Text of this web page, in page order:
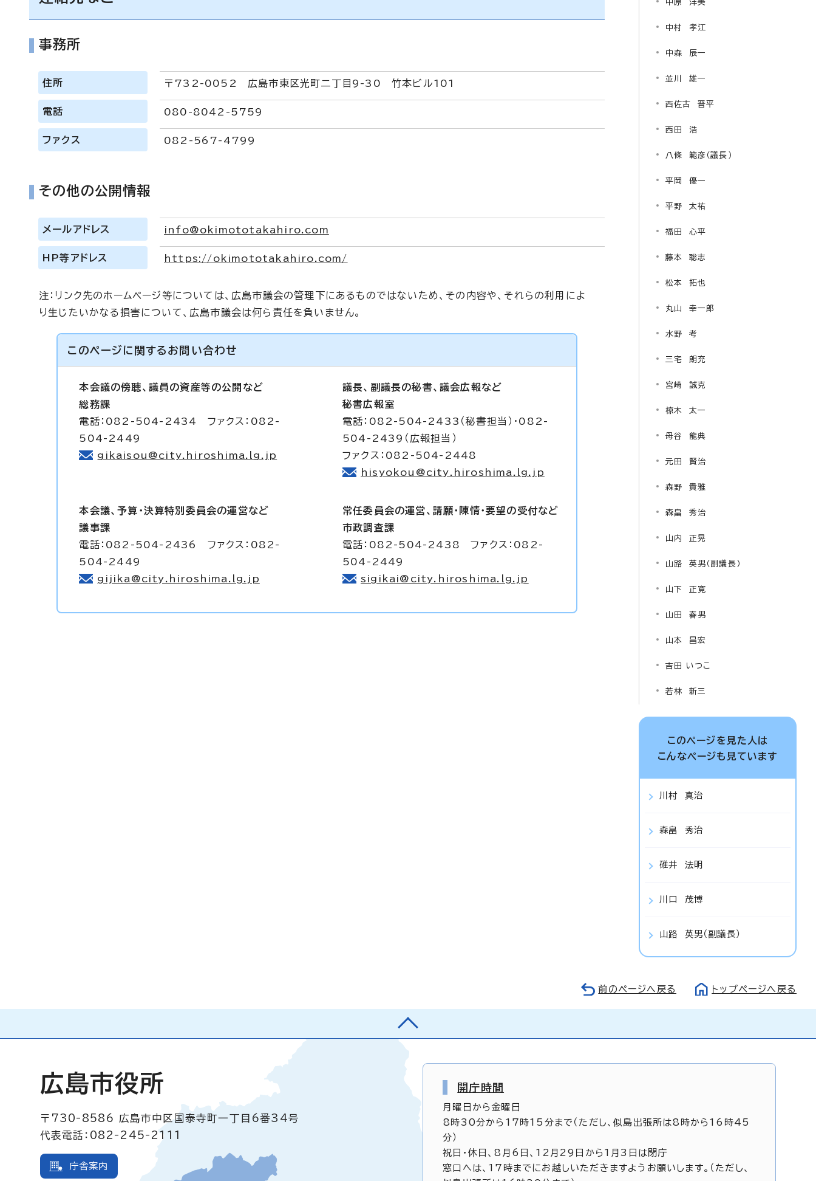
事務所
住所 〒732-0052 広島市東区光町二丁目9-30 竹本ビル101
電話 080-8042-5759
ファクス 082-567-4799
その他の公開情報
メールアドレス info@okimototakahiro.com
HP等アドレス https://okimototakahiro.com/
注：リンク先のホームページ等については、広島市議会の管理下にあるものではないため、その内容や、それらの利用によ
り生じたいかなる損害について、広島市議会は何ら責任を負いません。
このページに関する お問い合わせ
本会議の傍聴、議員の資産等の公開など
総務課
電話：082-504-2434 ファクス：082-
504-2449
gikaisou@city.hiroshima.lg.jp
議長、副議長の秘書、議会広報など
秘書広報室
電話：082-504-2433（秘書担当）・082-
504-2439（広報担当）
ファクス：082-504-2448
hisyokou@city.hiroshima.lg.jp
本会議、予算・決算特別委員会の運営など
議事課
電話：082-504-2436 ファクス：082-
504-2449
gijika@city.hiroshima.lg.jp
常任委員会の運営、請願・陳情・要望の受付など
市政調査課
電話：082-504-2438 ファクス：082-
504-2449
sigikai@city.hiroshima.lg.jp
中原 洋美
中村 孝江
中森 辰一
並川 雄一
西佐古 晋平
西田 浩
八條 範彦（議長）
平岡 優一
平野 太祐
福田 心平
藤本 聡志
松本 拓也
丸山 幸一郎
水野 考
三宅 朗充
宮崎 誠克
椋木 太一
母谷 龍典
元田 賢治
森野 貴雅
森畠 秀治
山内 正晃
山路 英男（副議長）
山下 正寛
山田 春男
山本 昌宏
吉田 いつこ
若林 新三
このページを見た人は
こんなページも見ています
川村 真治
森畠 秀治
碓井 法明
川口 茂博
山路 英男（副議長）
前のページへ戻る トップページへ戻る
広島市役所
〒730-8586
広島市中区国泰寺町一丁目6番34号
代表電話：082-245-2111
庁舎案内
開庁時間
月曜日から金曜日
8時30分から17時15分まで（ただし、似島出張所は8時から16時45
分）
祝日・休日、8月6日、12月29日から1月3日は閉庁
窓口へは、17時までにお越しいただきますようお願いします。（ただし、